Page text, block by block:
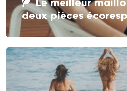
deux pièces